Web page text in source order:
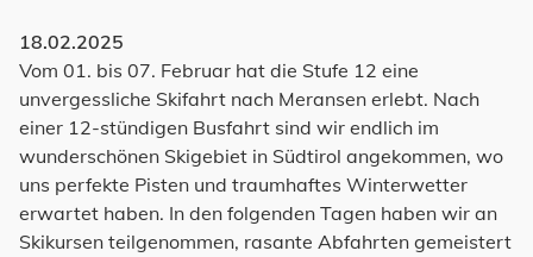
18.02.2025
Vom 01. bis 07. Februar hat die Stufe 12 eine
unvergessliche Skifahrt nach Meransen erlebt. Nach
einer 12-stündigen Busfahrt sind wir endlich im
wunderschönen Skigebiet in Südtirol angekommen, wo
uns perfekte Pisten und traumhaftes Winterwetter
erwartet haben. In den folgenden Tagen haben wir an
Skikursen teilgenommen, rasante Abfahrten gemeistert